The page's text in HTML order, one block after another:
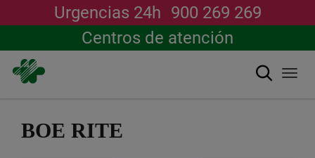
contenido
Urgencias 24h 900 269 269
Centros de atención
Buscar
BOE RITE